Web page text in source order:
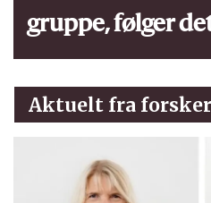
gruppe, følger
Aktuelt fra